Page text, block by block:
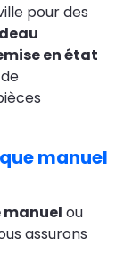
pour des
en état
manuel
ou
assurons